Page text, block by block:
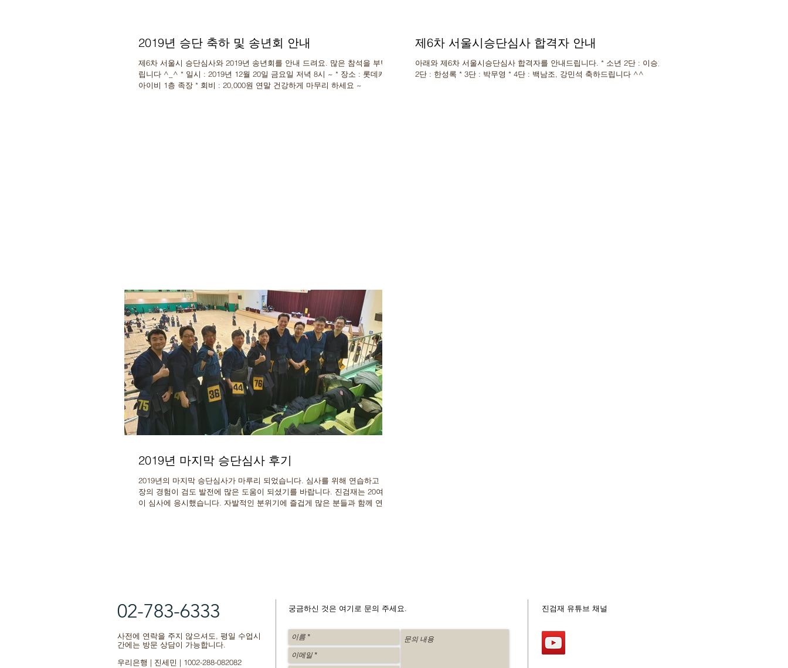
2019년 승단 축하 및 송년회 안내
제6차 서울시 승단심사와 2019년 송년회를 안내 드려요. 많은 참석을 부탁드
립니다 ^_^ * 일시 : 2019년 12월 20일 금요일 저녁 8시 ~ * 장소 : 롯데캐슬
아이비 1층 족장 * 회비 : 20,000원 연말 건강하게 마무리 하세요 ~
제6차 서울시승단심사 합격자 안내
아래와 제6차 서울시승단심사 합격자를 안내드립니다. * 소년 2단 : 이승효 *
2단 : 한성록 * 3단 : 박무영 * 4단 : 백남조, 강민석 축하드립니다 ^^
2019년 마지막 승단심사 후기
2019년의 마지막 승단심사가 마루리 되었습니다. 심사를 위해 연습하고 현
장의 경험이 검도 발전에 많은 도움이 되셨기를 바랍니다. 진검재는 20여명
이 심사에 응시했습니다. 자발적인 분위기에 즐겁게 많은 분들과 함께 연습
진검재 유튜브 채널
궁금하신 것은 여기로 문의 주세요.
02-783-6333
사전에 연락을 주지 않으셔도, 평일 수업시
간에는 방문 상담이 가능합니다.
우리은행 | 진세민 | 1002-288-082082